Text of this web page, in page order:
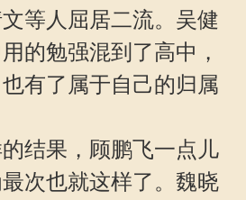
等人屈居二流。吴健
的勉强混到了高中，
有了属于自己的归属
结果，顾鹏飞一点儿
次也就这样了。魏晓